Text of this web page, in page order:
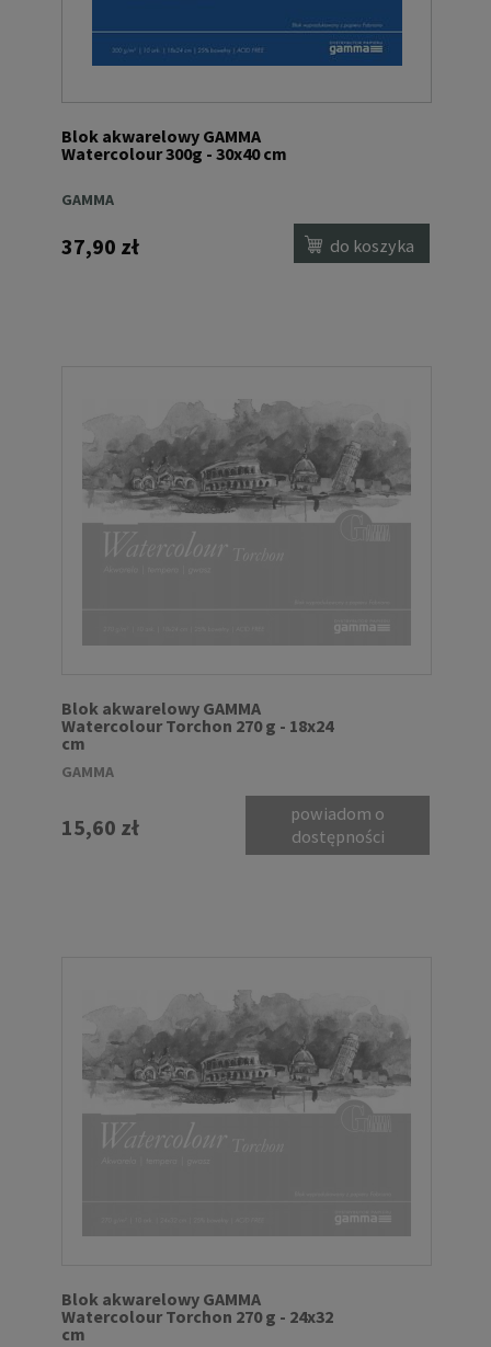
Blok akwarelowy GAMMA
Watercolour 300g - 30x40 cm
GAMMA
37,90 zł do koszyka
Blok akwarelowy GAMMA
Watercolour Torchon 270 g - 18x24
cm
GAMMA
15,60 zł
powiadom o
dostępności
Blok akwarelowy GAMMA
Watercolour Torchon 270 g - 24x32
cm